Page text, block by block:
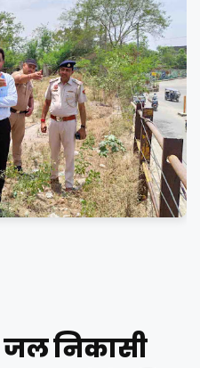
जल निकासी